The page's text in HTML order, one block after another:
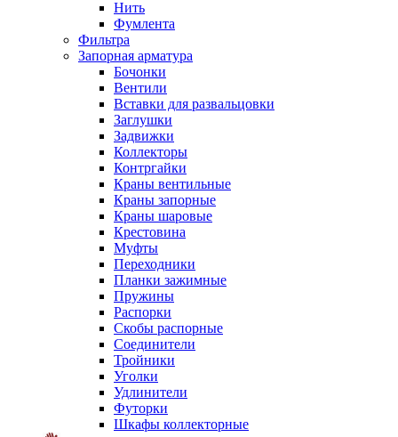
Нить
Фумлента
Фильтра
Запорная арматура
Бочонки
Вентили
Вставки для развальцовки
Заглушки
Задвижки
Коллекторы
Контргайки
Краны вентильные
Краны запорные
Краны шаровые
Крестовина
Муфты
Переходники
Планки зажимные
Пружины
Распорки
Скобы распорные
Соединители
Тройники
Уголки
Удлинители
Футорки
Шкафы коллекторные